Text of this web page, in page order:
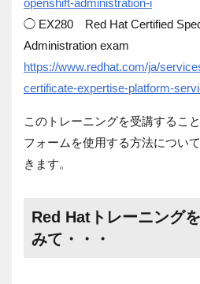
◯ EX280 Red Hat Certified
Administration exam
https://www.redhat.com/ja/
certificate-expertise-platform-
このトレーニングを受講するこ
フォームを使用する方法につい
きます。
Red Hatトレーニング
みて・・・